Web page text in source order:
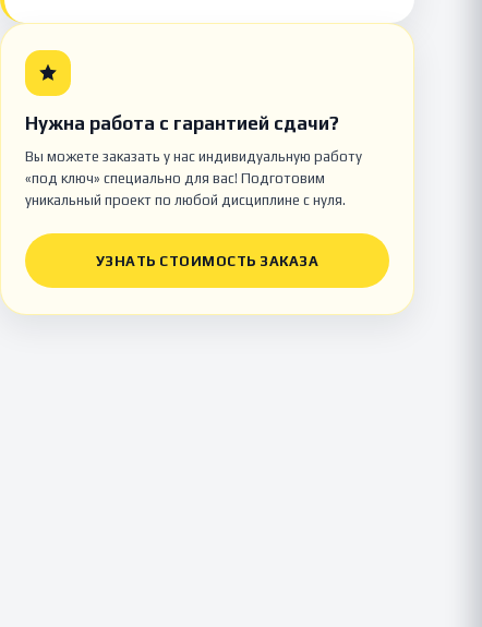
Нужна работа с гарантией сдачи?
Вы можете заказать у нас индивидуальную работу
«под ключ» специально для вас! Подготовим
уникальный проект по любой дисциплине с нуля.
УЗНАТЬ СТОИМОСТЬ ЗАКАЗА